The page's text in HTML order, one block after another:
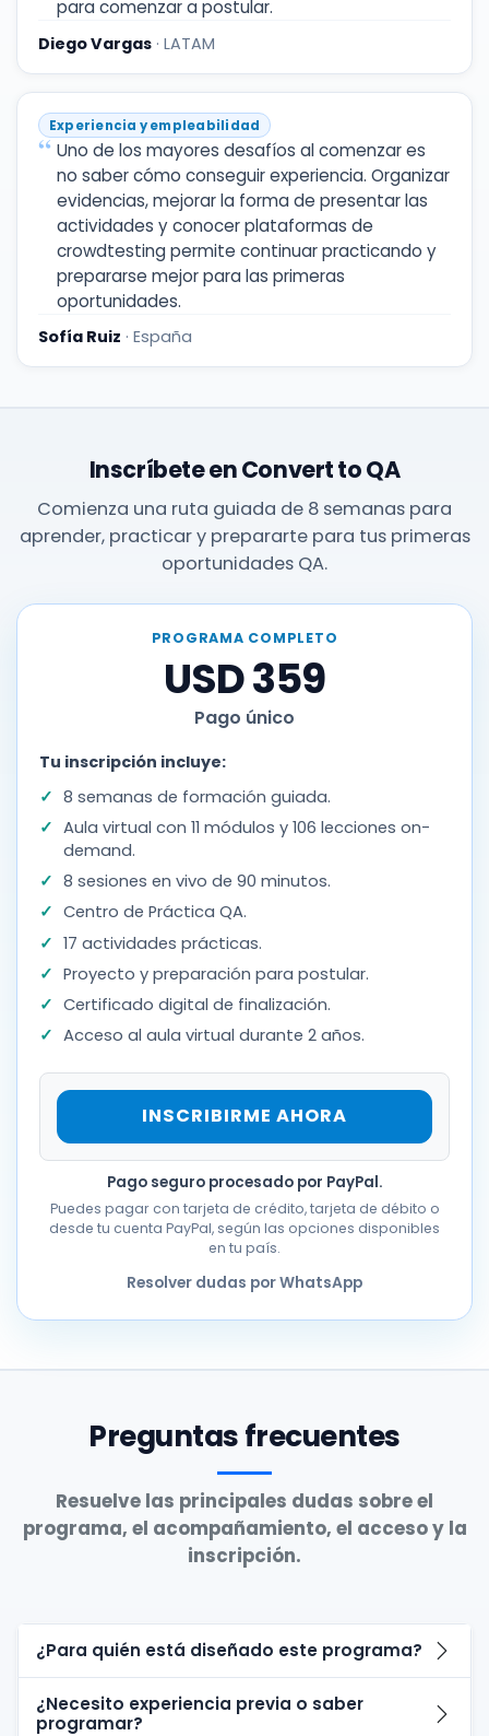
para comenzar a postular.
Diego Vargas · LATAM
Experiencia y empleabilidad
Uno de los mayores desafíos al comenzar es
no saber cómo conseguir experiencia. Organizar
evidencias, mejorar la forma de presentar las
actividades y conocer plataformas de
crowdtesting permite continuar practicando y
prepararse mejor para las primeras
oportunidades.
Sofía Ruiz · España
Inscríbete en Convert to QA
Comienza una ruta guiada de 8 semanas para
aprender, practicar y prepararte para tus primeras
oportunidades QA.
PROGRAMA COMPLETO
USD 359
Pago único
Tu inscripción incluye:
8 semanas de formación guiada.
Aula virtual con 11 módulos y 106 lecciones on-
demand.
8 sesiones en vivo de 90 minutos.
Centro de Práctica QA.
17 actividades prácticas.
Proyecto y preparación para postular.
Certificado digital de finalización.
Acceso al aula virtual durante 2 años.
INSCRIBIRME AHORA
Pago seguro procesado por PayPal.
Puedes pagar con tarjeta de crédito, tarjeta de débito o
desde tu cuenta PayPal, según las opciones disponibles
en tu país.
Resolver dudas por WhatsApp
Preguntas frecuentes
Resuelve las principales dudas sobre el
programa, el acompañamiento, el acceso y la
inscripción.
¿Para quién está diseñado este programa?
¿Necesito experiencia previa o saber
programar?